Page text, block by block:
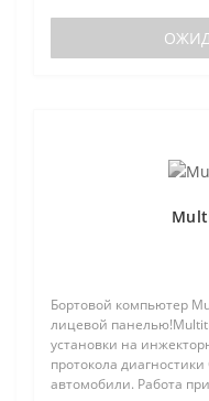
Бортовой компьютер
лицевой
установки на
протокола
автомобили. Работа